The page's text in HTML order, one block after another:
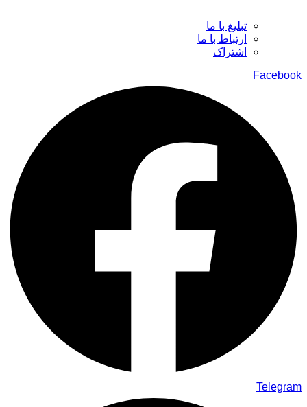
تبلیغ با ما
ارتباط با ما
اشتراک
Facebook
Telegram